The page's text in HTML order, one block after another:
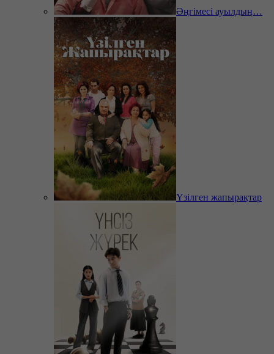
Әңгімесі ауылдың…
Үзілген жапырақтар